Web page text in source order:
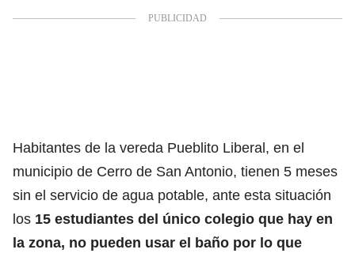
Habitantes de la vereda Pueblito Liberal, en el
municipio de Cerro de San Antonio, tienen 5 meses
sin el servicio de agua potable, ante esta situación
los 15 estudiantes del único colegio que hay en
la zona, no pueden usar el baño por lo que